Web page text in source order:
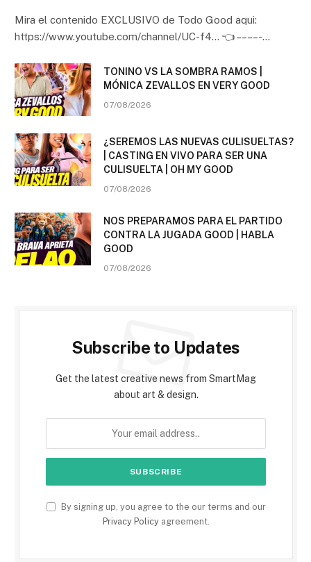
Mira el contenido EXCLUSIVO de Todo Good aqui:
https://www.youtube.com/channel/UC-f4… 👈 – – – – -…
TONINO VS LA SOMBRA RAMOS |
MÓNICA ZEVALLOS EN VERY GOOD
07/08/2026
¿SEREMOS LAS NUEVAS CULISUELTAS?
| CASTING EN VIVO PARA SER UNA
CULISUELTA | OH MY GOOD
07/08/2026
NOS PREPARAMOS PARA EL PARTIDO
CONTRA LA JUGADA GOOD | HABLA
GOOD
07/08/2026
Subscribe to Updates
Get the latest creative news from SmartMag
about art & design.
By signing up, you agree to the our terms and our
Privacy Policyagreement.